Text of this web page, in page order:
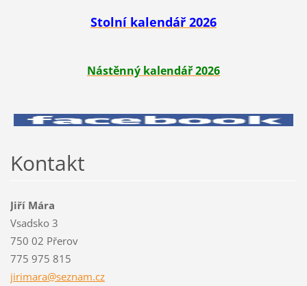
Stolní kalendář 2026
Nástěnný kalendář 2026
Kontakt
Jiří Mára
Vsadsko 3
750 02 Přerov
775 975 815
jirimara@seznam.cz